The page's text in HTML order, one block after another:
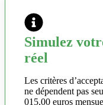
Simulez
réel
Les critères
ne dépendent pas
015,00 euros